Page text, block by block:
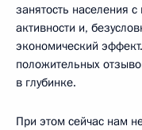
занятость населения
активности и,
экономический
положительных
в глубинке.
При этом сейчас нам